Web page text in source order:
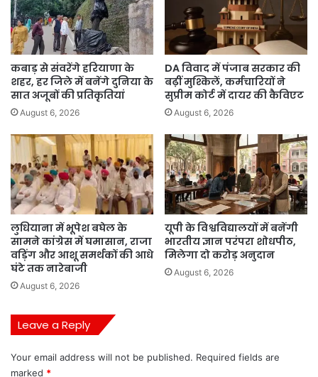
कबाड़ से संवरेंगे हरियाणा के
शहर, हर जिले में बनेंगे दुनिया के
सात अजूबों की प्रतिकृतियां
August 6, 2026
DA विवाद में पंजाब सरकार की
बढ़ीं मुश्किलें, कर्मचारियों ने
सुप्रीम कोर्ट में दायर की कैविएट
August 6, 2026
लुधियाना में भूपेश बघेल के
सामने कांग्रेस में घमासान, राजा
वड़िंग और आशू समर्थकों की आधे
घंटे तक नारेबाजी
August 6, 2026
यूपी के विश्वविद्यालयों में बनेंगी
भारतीय ज्ञान परंपरा शोधपीठ,
मिलेगा दो करोड़ अनुदान
August 6, 2026
Leave a Reply
Your email address will not be published. Required fields are
marked *